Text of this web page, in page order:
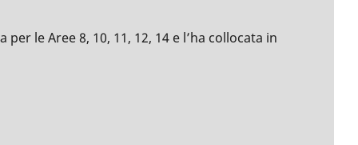
le Aree 8, 10, 11, 12, 14 e l’ha collocata in